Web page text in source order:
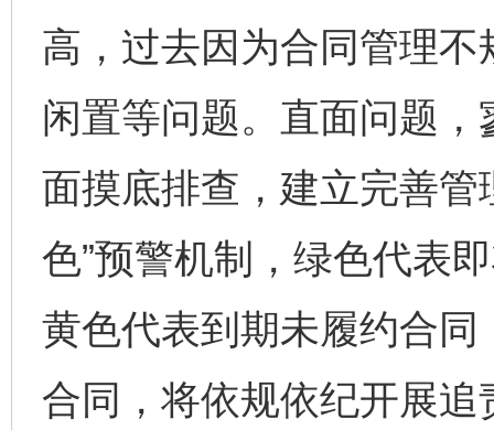
高，过去因为合同管理
闲置等问题。直面问题
面摸底排查，建立完善管
色”预警机制，绿色代表
黄色代表到期未履约合
合同，将依规依纪开展追